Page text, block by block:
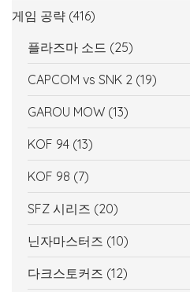
게임 공략 (416)
플라즈마 소드 (25)
CAPCOM vs SNK 2 (19)
GAROU MOW (13)
KOF 94 (13)
KOF 98 (7)
SFZ 시리즈 (20)
닌자마스터즈 (10)
다크스토커즈 (12)